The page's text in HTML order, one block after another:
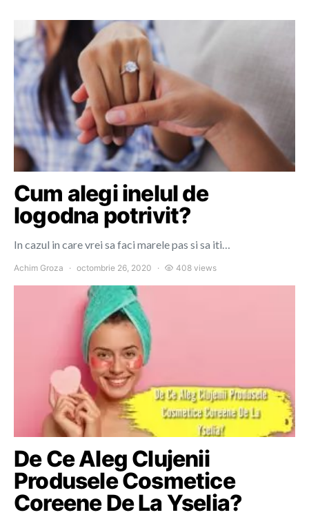
Cum alegi inelul de
logodna potrivit?
In cazul in care vrei sa faci marele pas si sa iti…
Achim Groza octombrie 26, 2020 408 views
De Ce Aleg Clujenii
Produsele Cosmetice
Coreene De La Yselia?